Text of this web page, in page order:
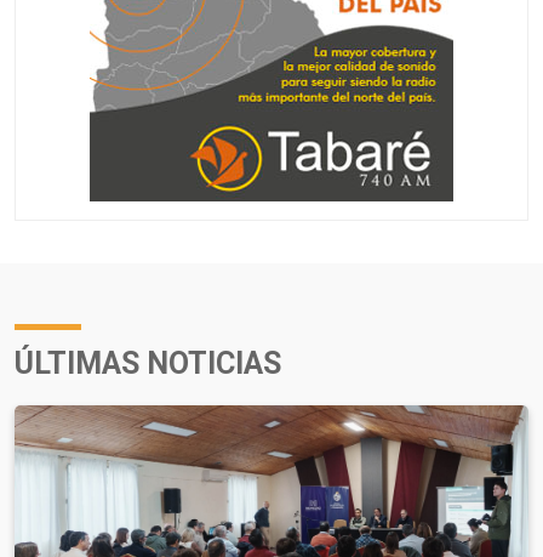
ÚLTIMAS NOTICIAS